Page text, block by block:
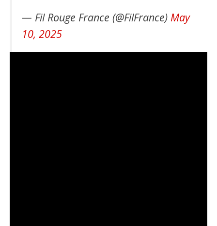
— Fil Rouge France (@FilFrance) May
10, 2025